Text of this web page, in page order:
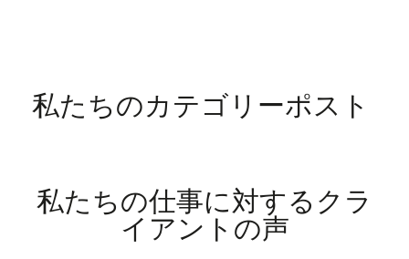
私たちのカテゴリーポスト
私たちの仕事に対するクラ
イアントの声